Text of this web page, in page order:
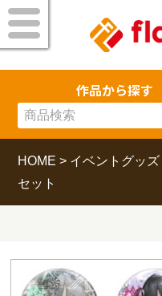
作品から探す
HOME > イベントグッズ
セット